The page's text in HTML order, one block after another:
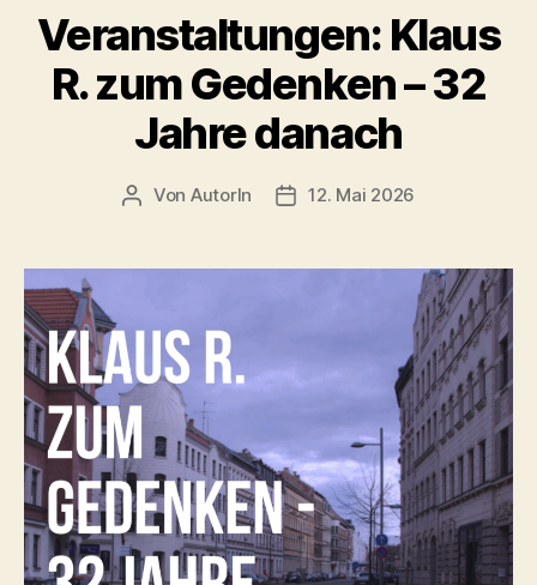
they
kick
at
your
front
Veranstaltungen: Klaus
R. zum Gedenken – 32
Jahre danach
Beitragsautor
Von AutorIn Veröffentlichungsdatum
12. Mai 2026